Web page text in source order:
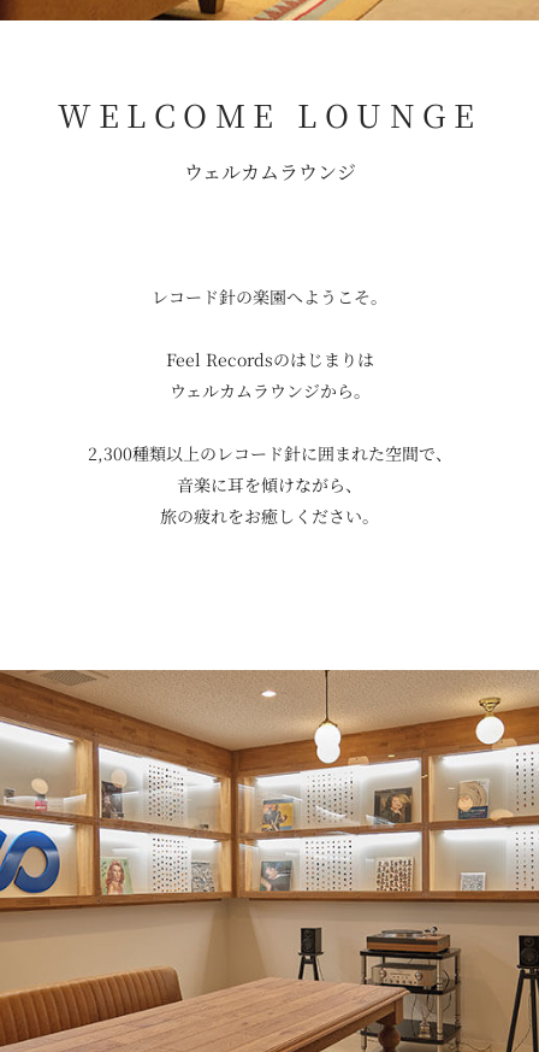
WELCOME LOUNGE
ウェルカムラウンジ
レコード針の楽園へようこそ。
Feel Recordsのはじまりは
ウェルカムラウンジから。
2,300種類以上のレコード針に囲まれた空間で、
音楽に耳を傾けながら、
旅の疲れをお癒しください。